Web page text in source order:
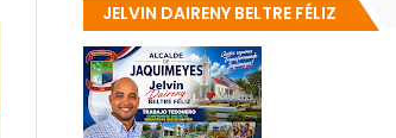
JELVIN DAIRENY BELTRE FÉLIZ